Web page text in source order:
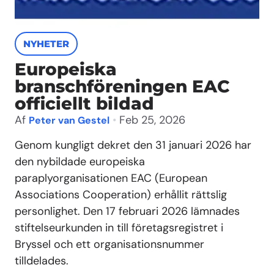
NYHETER
Europeiska
branschföreningen EAC
officiellt bildad
Af Peter van Gestel • Feb 25, 2026
Genom kungligt dekret den 31 januari 2026 har
den nybildade europeiska
paraplyorganisationen EAC (European
Associations Cooperation) erhållit rättslig
personlighet. Den 17 februari 2026 lämnades
stiftelseurkunden in till företagsregistret i
Bryssel och ett organisationsnummer
tilldelades.